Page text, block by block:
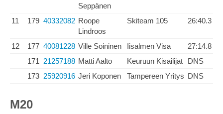
Seppänen
11 179 40332082 Roope
Lindroos
Skiteam 105 26:40.3
12 177 40081228 Ville Soininen Iisalmen Visa
27:14.8
171 21257188 Matti Aalto Keuruun Kisailijat
DNS
173 25920916 Jeri Koponen Tampereen Yritys DNS
M20